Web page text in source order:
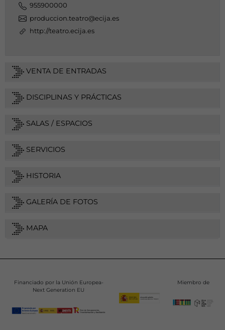
955900000
produccion.teatro@ecija.es
http://teatro.ecija.es
VENTA DE ENTRADAS
DISCIPLINAS Y PRÁCTICAS
SALAS / ESPACIOS
SERVICIOS
HISTORIA
GALERÍA DE FOTOS
MAPA
Financiado por la Unión Europea-
Next Generation EU
Miembro de